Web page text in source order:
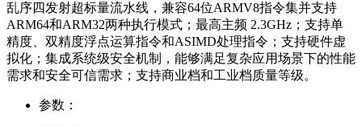
乱序四发射超标量流水线，兼容64位ARMV8指令集并支持
ARM64和ARM32两种执行模式；最高主频 2.3GHz；支持单
精度、双精度浮点运算指令和ASIMD处理指令；支持硬件虚
拟化；集成系统级安全机制，能够满足复杂应用场景下的性能
需求和安全可信需求；支持商业档和工业档质量等级。
参数：